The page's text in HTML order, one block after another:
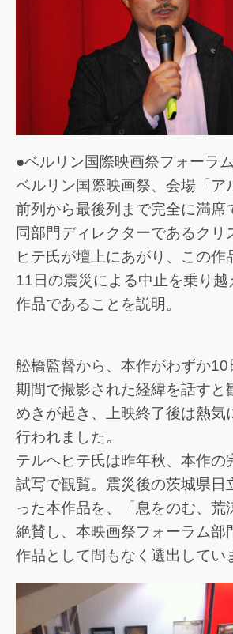
●ベルリン国際映画祭フォーラ
ベルリン国際映画祭、会場「ア
前列から最後列まで完全に満席
同部門ディレクターであるクリ
ヒテ氏が壇上にあがり、この作
11日の震災による中止を乗り越
作品であることを説明。
舩橋監督から、本作がわずか10
期間で撮影された経緯を話すと
めきが起き、上映終了後は熱気
行われました。
テルヘヒテ氏は昨年秋、本作の
試写で観覧。震災後の茨城県日
った本作品を、「息をのむ、荒
絶賛し、本映画祭フォーラム部
作品として間もなく選出してい